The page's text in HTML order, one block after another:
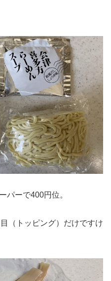
パーで400円位。
（トッピング）だけですけ